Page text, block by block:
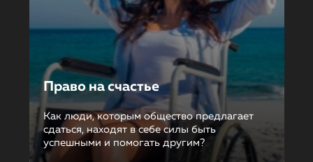
Право на счастье
Как люди, которым общество предлагает
сдаться, находят в себе силы быть
успешными и помогать другим?